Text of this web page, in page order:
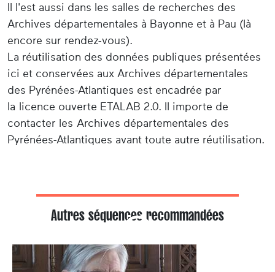
Il l'est aussi dans les salles de recherches des
Archives départementales à Bayonne et à Pau (là
encore sur rendez-vous).
La réutilisation des données publiques présentées
ici et conservées aux Archives départementales
des Pyrénées-Atlantiques est encadrée par
la licence ouverte ETALAB 2.0. Il importe de
contacter les Archives départementales des
Pyrénées-Atlantiques avant toute autre réutilisation.
Autres séquences recommandées